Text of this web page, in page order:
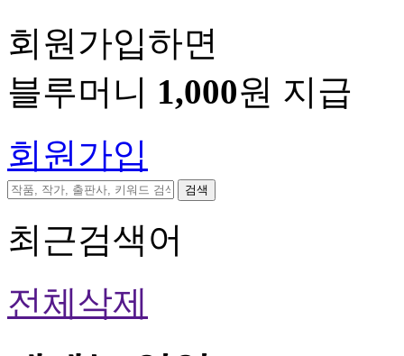
회원가입하면
블루머니 1,000원 지급
회원가입
검색
최근검색어
전체삭제